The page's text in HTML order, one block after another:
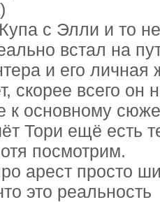
с Элли и то
встал на
и его личная
скорее всего он
к основному
Тори ещё есть
посмотрим.
арест просто
это реальность